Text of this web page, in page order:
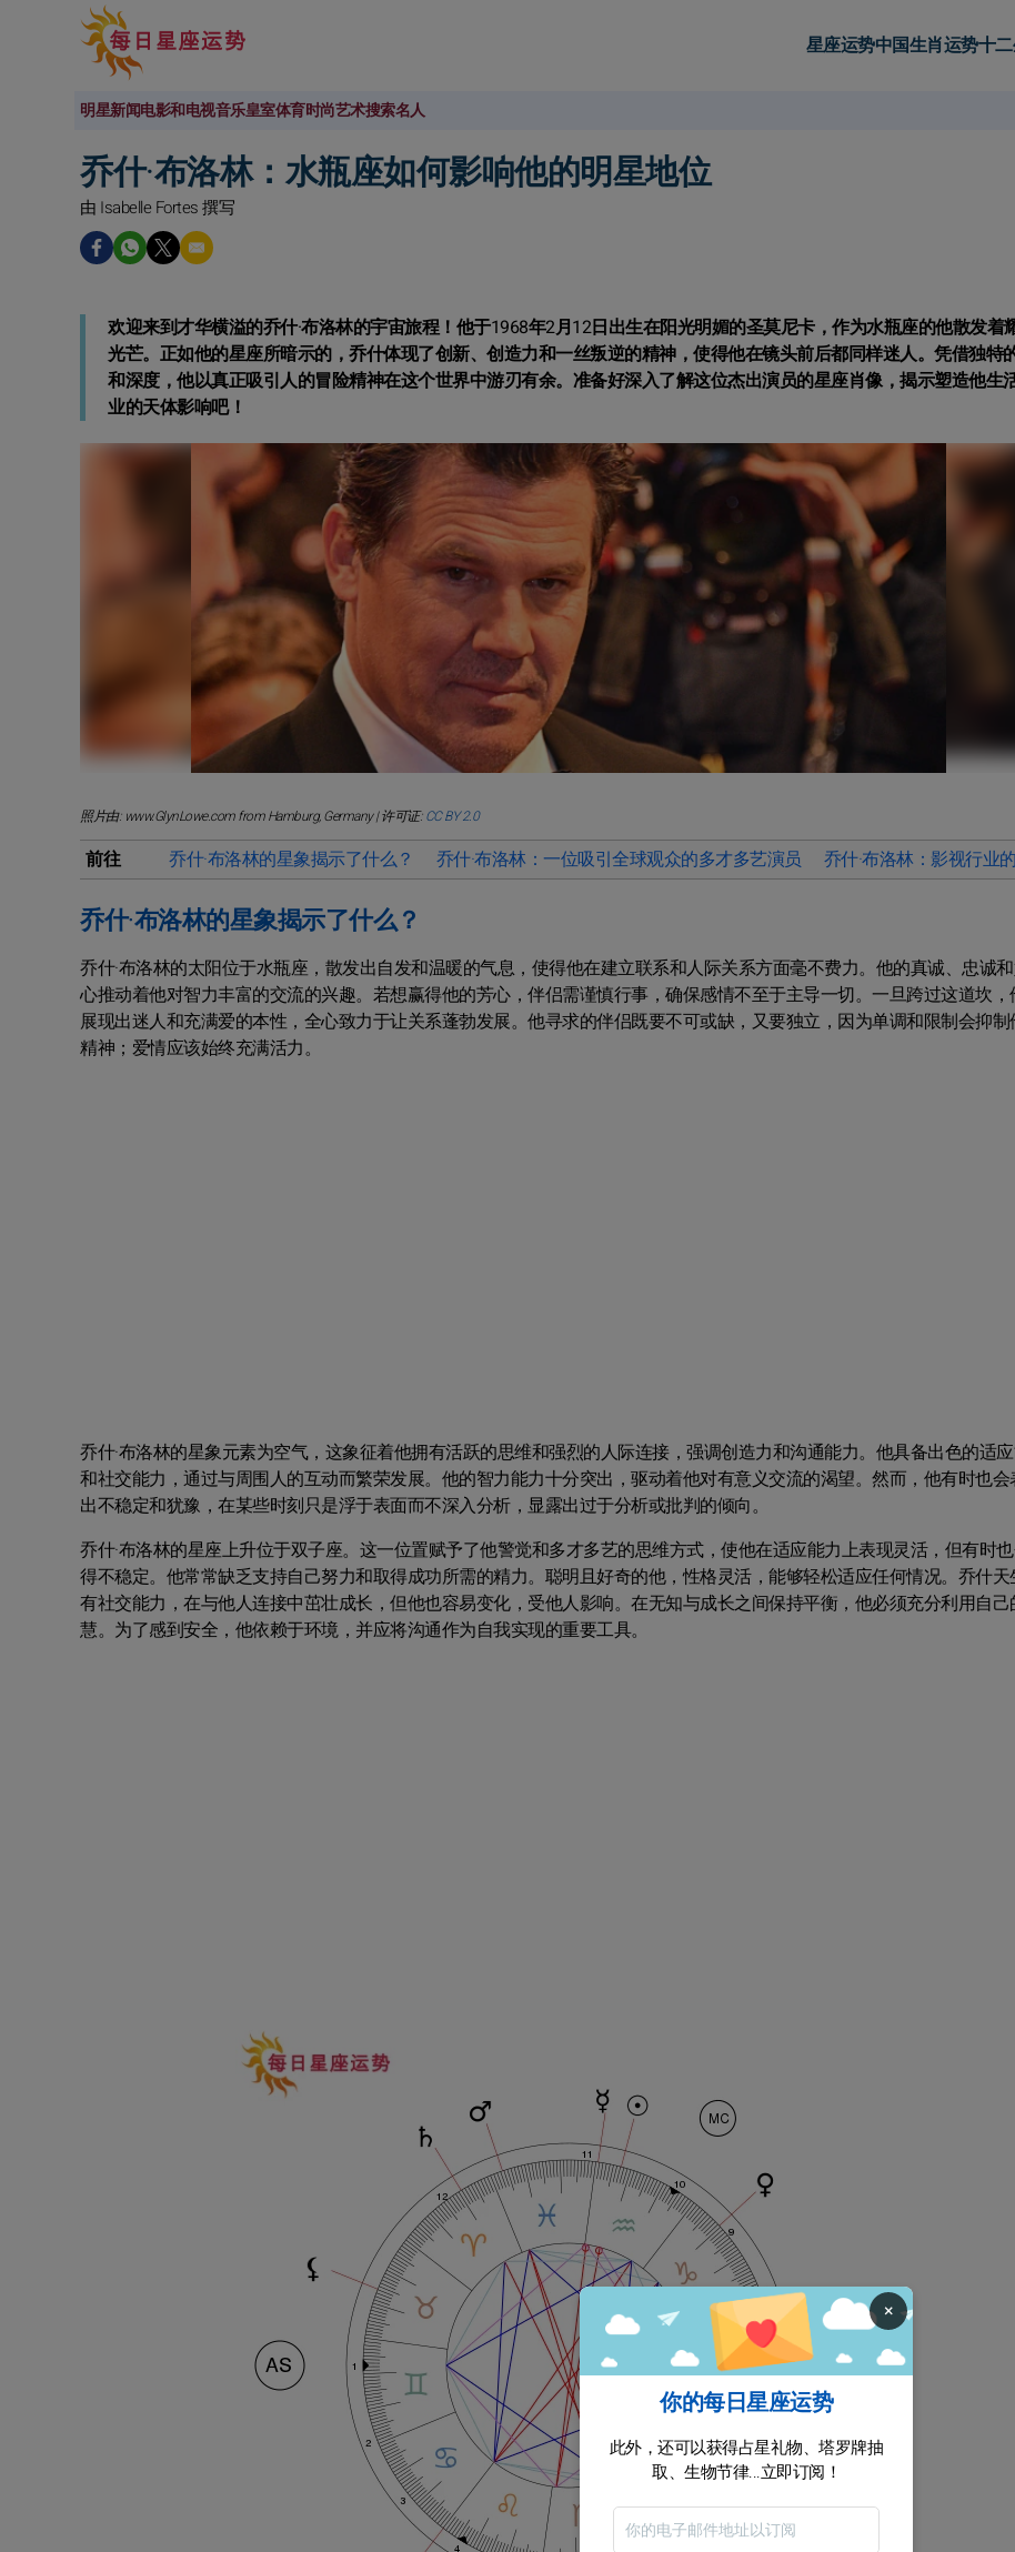
星座运势中国生肖运势十
明星新闻电影和电视音乐皇室体育时尚艺术搜索名人
乔什·布洛林：水瓶座如何影响他的明星地位
由 Isabelle Fortes 撰写
欢迎来到才华横溢的乔什·布洛林的宇宙旅程！他于1968年2月12日出生在阳光明媚的圣莫尼卡，作为水瓶座的他散发着
光芒。正如他的星座所暗示的，乔什体现了创新、创造力和一丝叛逆的精神，使得他在镜头前后都同样迷人。凭借独特
和深度，他以真正吸引人的冒险精神在这个世界中游刃有余。准备好深入了解这位杰出演员的星座肖像，揭示塑造他生
业的天体影响吧！
照片由: www.GlynLowe.com from Hamburg, Germany | 许可证:CC BY 2.0
前往 乔什·布洛林的星象揭示了什么？ 乔什·布洛林：一位吸引全球观众的多才多艺演员 乔什·布洛林：影视行业
乔什·布洛林的星象揭示了什么？
乔什·布洛林的太阳位于水瓶座，散发出自发和温暖的气息，使得他在建立联系和人际关系方面毫不费力。他的真诚、忠诚
心推动着他对智力丰富的交流的兴趣。若想赢得他的芳心，伴侣需谨慎行事，确保感情不至于主导一切。一旦跨过这道坎，
展现出迷人和充满爱的本性，全心致力于让关系蓬勃发展。他寻求的伴侣既要不可或缺，又要独立，因为单调和限制会抑制
精神；爱情应该始终充满活力。
乔什·布洛林的星象元素为空气，这象征着他拥有活跃的思维和强烈的人际连接，强调创造力和沟通能力。他具备出色的适
和社交能力，通过与周围人的互动而繁荣发展。他的智力能力十分突出，驱动着他对有意义交流的渴望。然而，他有时也会
出不稳定和犹豫，在某些时刻只是浮于表面而不深入分析，显露出过于分析或批判的倾向。
乔什·布洛林的星座上升位于双子座。这一位置赋予了他警觉和多才多艺的思维方式，使他在适应能力上表现灵活，但有时
得不稳定。他常常缺乏支持自己努力和取得成功所需的精力。聪明且好奇的他，性格灵活，能够轻松适应任何情况。乔什天
有社交能力，在与他人连接中茁壮成长，但他也容易变化，受他人影响。在无知与成长之间保持平衡，他必须充分利用自己
慧。为了感到安全，他依赖于环境，并应将沟通作为自我实现的重要工具。
×
你的每日星座运势
此外，还可以获得占星礼物、塔罗牌抽
取、生物节律...立即订阅！